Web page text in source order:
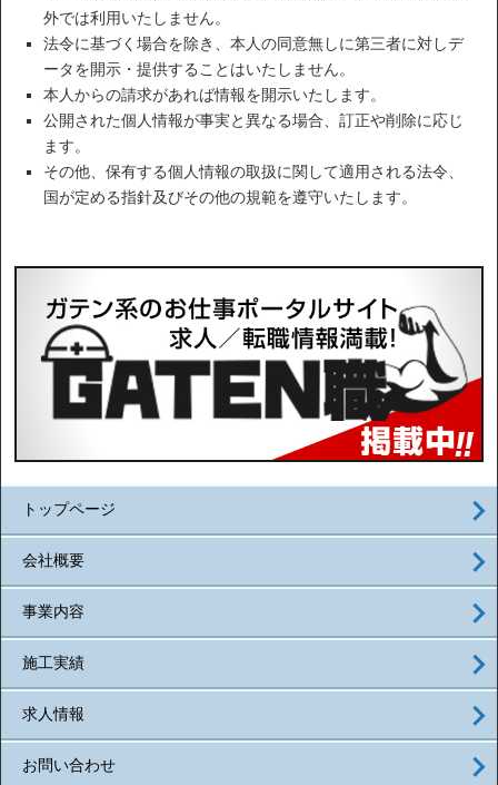
外では利用いたしません。
法令に基づく場合を除き、本人の同意無しに第三者に対しデ
ータを開示・提供することはいたしません。
本人からの請求があれば情報を開示いたします。
公開された個人情報が事実と異なる場合、訂正や削除に応じ
ます。
その他、保有する個人情報の取扱に関して適用される法令、
国が定める指針及びその他の規範を遵守いたします。
トップページ
会社概要
事業内容
施工実績
求人情報
お問い合わせ